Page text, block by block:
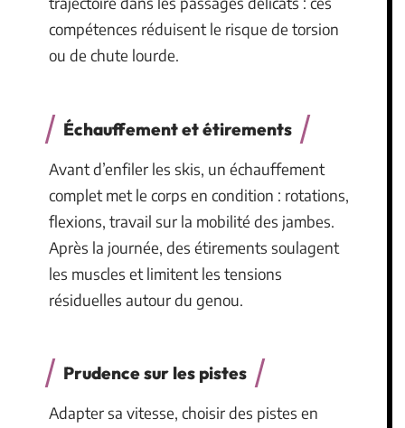
compétences réduisent le risque de torsion
ou de chute lourde.
Échauffement et étirements
Avant d’enfiler les skis, un échauffement
complet met le corps en condition : rotations,
flexions, travail sur la mobilité des jambes.
Après la journée, des étirements soulagent
les muscles et limitent les tensions
résiduelles autour du genou.
Prudence sur les pistes
Adapter sa vitesse, choisir des pistes en